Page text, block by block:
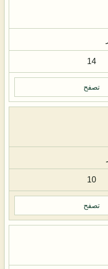
14
تصفح
10
تصفح